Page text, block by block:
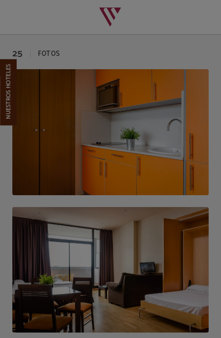
25 FOTOS
NUESTROS HOTELES